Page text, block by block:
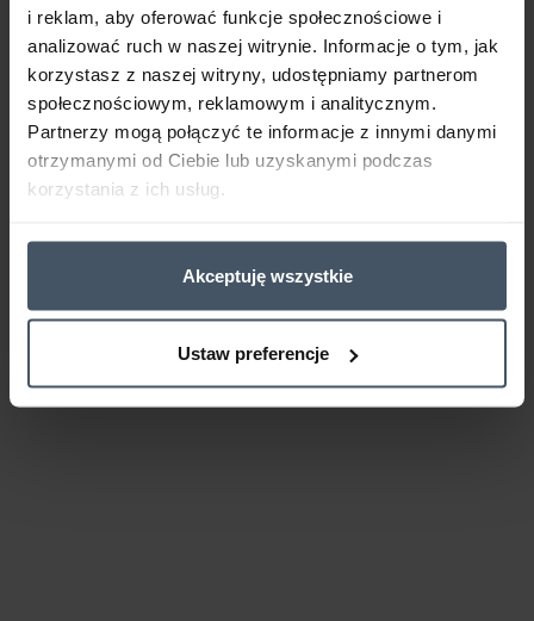
i reklam, aby oferować funkcje społecznościowe i
analizować ruch w naszej witrynie. Informacje o tym, jak
korzystasz z naszej witryny, udostępniamy partnerom
społecznościowym, reklamowym i analitycznym.
Partnerzy mogą połączyć te informacje z innymi danymi
otrzymanymi od Ciebie lub uzyskanymi podczas
korzystania z ich usług.
Akceptuję wszystkie
Ustaw preferencje